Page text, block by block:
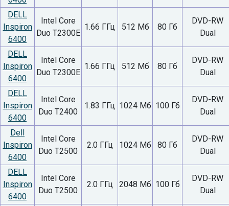
DELL
Inspiron
6400
Intel Core
Duo T2300E
1.66 ГГц 512 Мб 80 Гб
DVD-RW
Dual
DELL
Inspiron
6400
Intel Core
Duo T2300E
1.66 ГГц 512 Мб 80 Гб
DVD-RW
Dual
DELL
Inspiron
6400
Intel Core
Duo T2400
1.83 ГГц 1024 Мб 100 Гб
DVD-RW
Dual
Dell
Inspiron
6400
Intel Core
Duo T2500
2.0 ГГц 1024 Мб 80 Гб
DVD-RW
Dual
DELL
Inspiron
6400
Intel Core
Duo T2500
2.0 ГГц 2048 Мб 100 Гб
DVD-RW
Dual